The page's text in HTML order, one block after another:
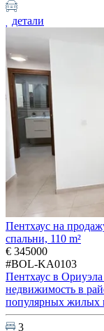
детали
Пентхаус на
спальни, 110 m²
€ 345000
#BOL-KA0103
Пентхаус в
недвижимость в
популярных жилых
3